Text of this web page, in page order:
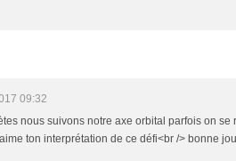
09:32
nous suivons notre axe orbital parfois on se
ton interprétation de ce défi<br /> bonne